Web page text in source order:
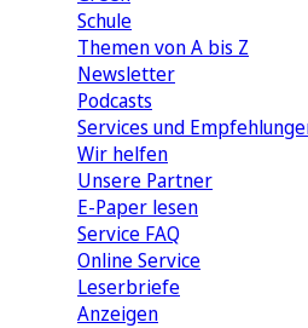
Schule
Themen von A bis Z
Newsletter
Podcasts
Services und
Wir helfen
Unsere Partner
E-Paper lesen
Service FAQ
Online Service
Leserbriefe
Anzeigen